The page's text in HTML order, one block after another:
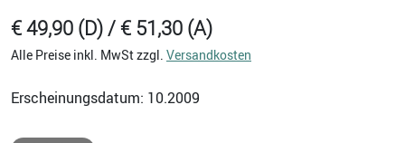
€ 49,90 (D) / € 51,30 (A)
Alle Preise inkl. MwSt zzgl. Versandkosten
Erscheinungsdatum: 10.2009